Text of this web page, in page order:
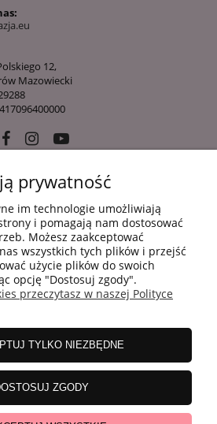
12,
Mazowiecki
PIELĘGANCJI
INFORMACJE
ZAKUPY
MOJE KONTO
prywatność
im technologie umożliwiają
i pomagają nam dostosować
Możesz zaakceptować
wszystkich tych plików i przejść
użycie plików do swoich
opcję "Dostosuj zgody".
przeczytasz w naszej Polityce
TYLKO NIEZBĘDNE
ZGODY